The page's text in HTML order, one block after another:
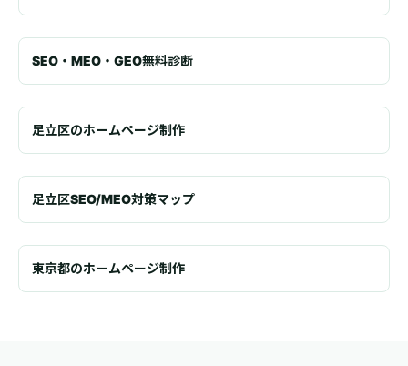
SEO・MEO・GEO無料診断
足立区のホームページ制作
足立区SEO/MEO対策マップ
東京都のホームページ制作